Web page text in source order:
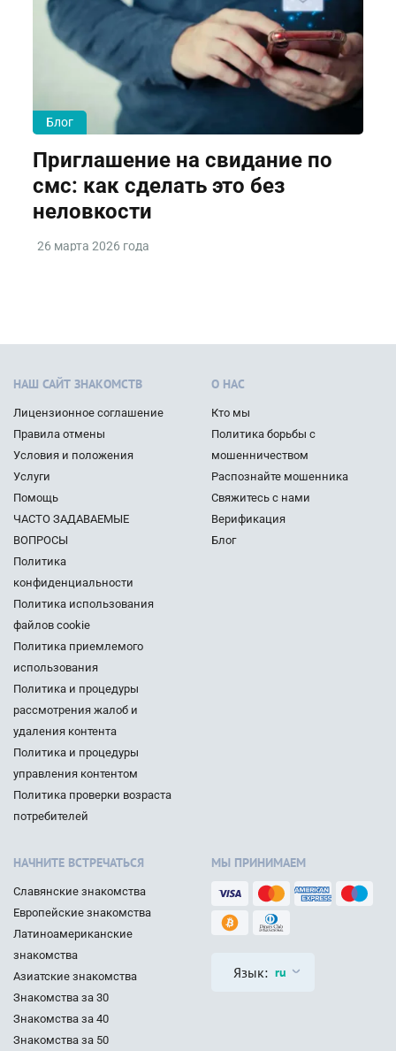
Блог
Приглашение на свидание по
смс: как сделать это без
неловкости
26 марта 2026 года
НАШ САЙТ ЗНАКОМСТВ
Лицензионное соглашение
Правила отмены
Условия и положения
Услуги
Помощь
ЧАСТО ЗАДАВАЕМЫЕ
ВОПРОСЫ
Политика
конфиденциальности
Политика использования
файлов cookie
Политика приемлемого
использования
Политика и процедуры
рассмотрения жалоб и
удаления контента
Политика и процедуры
управления контентом
Политика проверки возраста
потребителей
О НАС
Кто мы
Политика борьбы с
мошенничеством
Распознайте мошенника
Свяжитесь с нами
Верификация
Блог
НАЧНИТЕ ВСТРЕЧАТЬСЯ
Славянские знакомства
Европейские знакомства
Латиноамериканские
знакомства
Азиатские знакомства
Знакомства за 30
Знакомства за 40
Знакомства за 50
МЫ ПРИНИМАЕМ
Язык: ru